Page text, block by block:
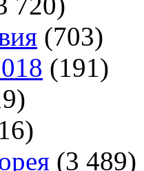
(703)
(191)
(3 489)